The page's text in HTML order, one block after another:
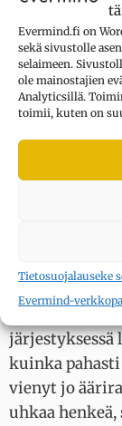
Evermind.fi on
sekä sivustolle
selaimeen.
ole mainostajien
Analyticsillä.
toimii, kuten on
Tietosuojalauseke
Evermind-
Lisäksi
yhteys:
laihuushäiriö
ovat
etnisen
Miten
järjestyksessä
kuinka
vienyt jo
uhkaa